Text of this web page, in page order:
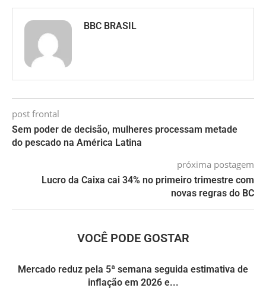
BBC BRASIL
post frontal
Sem poder de decisão, mulheres processam metade
do pescado na América Latina
próxima postagem
Lucro da Caixa cai 34% no primeiro trimestre com
novas regras do BC
VOCÊ PODE GOSTAR
Mercado reduz pela 5ª semana seguida estimativa de
inflação em 2026 e...